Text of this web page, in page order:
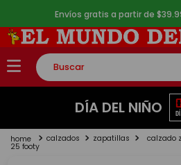
Envíos gratis a partir de
Buscar
TÉRMINOS MÁS BUSCADOS
2.
lego
DÍA DEL NIÑO
calzados zapatillas calzado
25 footy